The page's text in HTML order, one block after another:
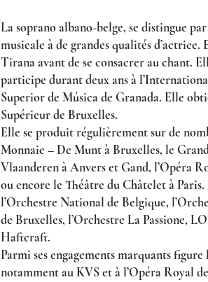
La soprano albano-belge, se distingue
musicale à de grandes qualités
Tirana avant de se consacrer au chant.
participe durant deux ans à
Superior de Música de Granada. Elle
Supérieur de Bruxelles.
Elle se produit régulièrement sur de
Monnaie – De Munt à Bruxelles, le
Vlaanderen à Anvers et Gand, l’Opéra
ou encore le Théâtre du Châtelet à
l’Orchestre National de Belgique,
de Bruxelles, l’Orchestre La Passione,
Haftcraft.
Parmi ses engagements marquants
notamment au KVS et à l’Opéra Royal